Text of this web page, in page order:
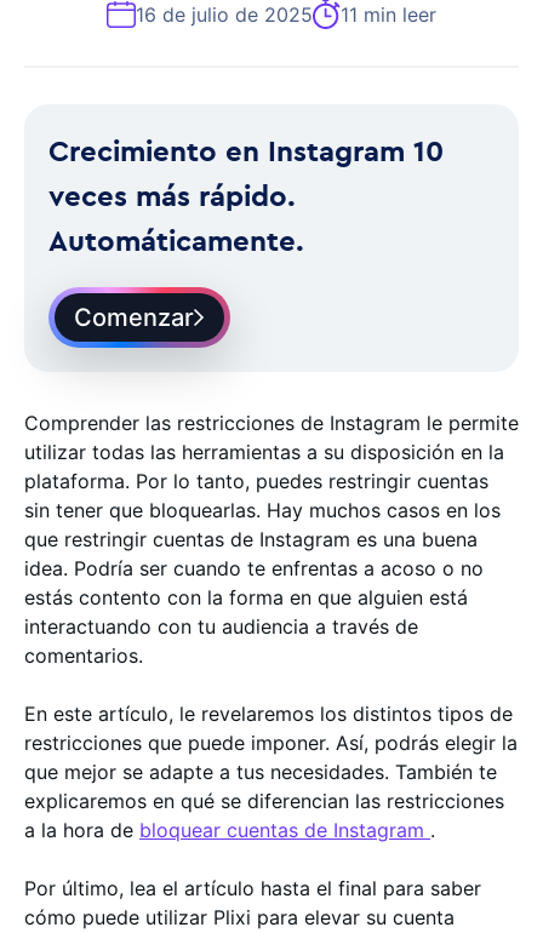
16 de julio de 2025 11 min leer
Crecimiento en Instagram 10
veces más rápido.
Automáticamente.
Comenzar
Comprender las restricciones de Instagram le permite
utilizar todas las herramientas a su disposición en la
plataforma. Por lo tanto, puedes restringir cuentas
sin tener que bloquearlas. Hay muchos casos en los
que restringir cuentas de Instagram es una buena
idea. Podría ser cuando te enfrentas a acoso o no
estás contento con la forma en que alguien está
interactuando con tu audiencia a través de
comentarios.
En este artículo, le revelaremos los distintos tipos de
restricciones que puede imponer. Así, podrás elegir la
que mejor se adapte a tus necesidades. También te
explicaremos en qué se diferencian las restricciones
a la hora de bloquear cuentas de Instagram .
Por último, lea el artículo hasta el final para saber
cómo puede utilizar Plixi para elevar su cuenta